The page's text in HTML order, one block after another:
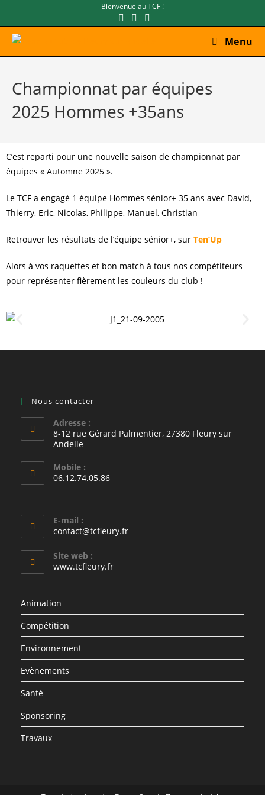
Bienvenue au TCF !
Menu
Championnat par équipes
2025 Hommes +35ans
C’est reparti pour une nouvelle saison de championnat par
équipes « Automne 2025 ».
Le TCF a engagé 1 équipe Hommes sénior+ 35 ans avec David,
Thierry, Eric, Nicolas, Philippe, Manuel, Christian
Retrouver les résultats de l’équipe sénior+, sur Ten’Up
Alors à vos raquettes et bon match à tous nos compétiteurs
pour représenter fièrement les couleurs du club !
Nous contacter
Adresse :
8-12 rue Gérard Palmentier, 27380 Fleury sur
Andelle
Mobile :
06.12.74.05.86
E-mail :
contact@tcfleury.fr
Site web :
www.tcfleury.fr
Animation
Compétition
Environnement
Evènements
Santé
Sponsoring
Travaux